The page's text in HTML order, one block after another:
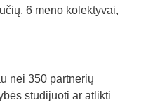
6 meno kolektyvai,
nei 350 partnerių
studijuoti ar atlikti